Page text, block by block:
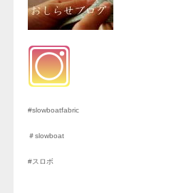
#slowboatfabric
＃slowboat
#スロボ